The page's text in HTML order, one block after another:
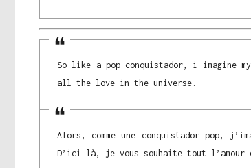
So like a pop conquistador, i imagine
all the love in the universe.
Alors, comme une conquistador pop,
D’ici là, je vous souhaite tout l’amour